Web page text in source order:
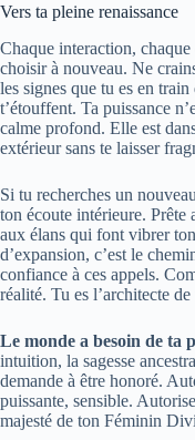
Vers ta pleine renaissance
Chaque interaction,
choisir à nouveau. Ne
les signes que tu es en
t’étouffent. Ta puissance
calme profond. Elle est
extérieur sans te laisser
Si tu recherches un
ton écoute intérieure. Prête
aux élans qui font vibrer
d’expansion, c’est le
confiance à ces appels.
réalité. Tu es l’architecte
Le monde a besoin de ta
intuition, la sagesse
demande à être honoré.
puissante, sensible.
majesté de ton Féminin